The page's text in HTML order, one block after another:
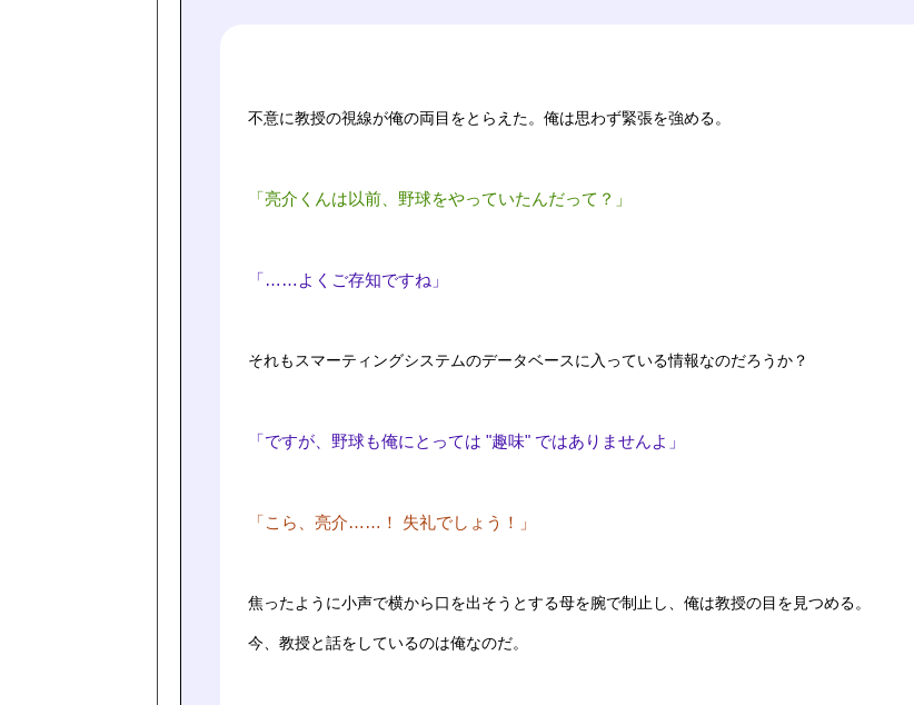
不意に教授の視線が俺の両目をとらえた。俺は思わず緊張を強める。
「亮介くんは以前、野球をやっていたんだって？」
「……よくご存知ですね」
それもスマーティングシステムのデータベースに入っている情報なのだろうか？
「ですが、野球も俺にとっては "趣味" ではありませんよ」
「こら、亮介……！ 失礼でしょう！」
焦ったように小声で横から口を出そうとする母を腕で制止し、俺は教授の目を見つめる。
今、教授と話をしているのは俺なのだ。